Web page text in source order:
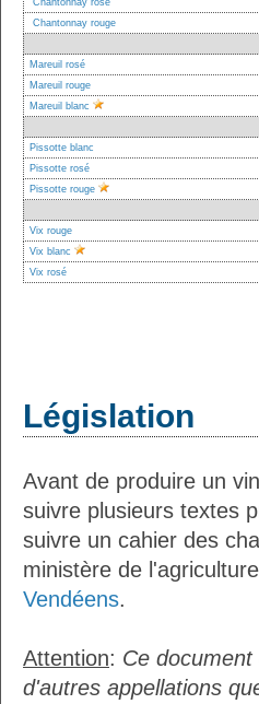
Chantonnay rosé
Chantonnay rouge
Mareuil rosé
Mareuil rouge
Mareuil blanc
Pissotte blanc
Pissotte rosé
Pissotte rouge
Vix rouge
Vix blanc
Vix rosé
Législation
Avant de produire un
suivre plusieurs textes
suivre un cahier des
ministère de
Vendéens.
Attention: Ce
d'autres appellations